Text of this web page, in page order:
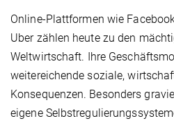
Online-Plattformen wie
Uber zählen heute zu den
Weltwirtschaft. Ihre
weitereichende soziale,
Konsequenzen. Besonders
eigene